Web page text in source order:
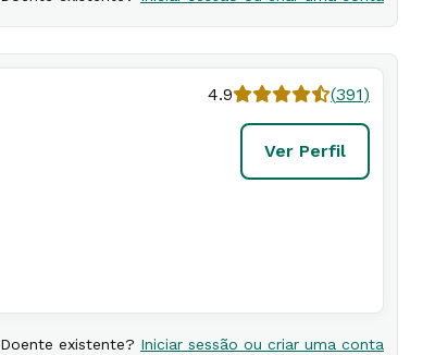
4.9 (391)
Ver Perfil
Doente existente? Iniciar sessão ou criar uma conta